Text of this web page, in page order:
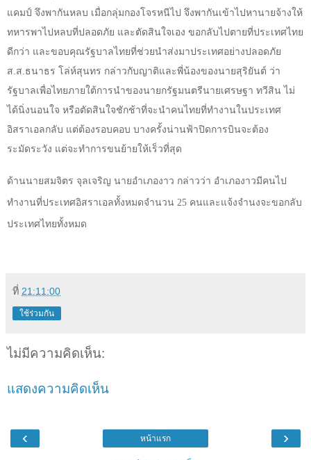
แคมป์ จึงพากันหลบ เมื่อกลุ่มกองโจรหนีไป จึงพากันเข้าไปหานายจ้างให้
ทหารพาไปหลบที่ปลอดภัย และตัดสินใจเอง ขอกลับไปตายที่ประเทศไทย
ดีกว่า และขอบคุณรัฐบาลไทยที่ช่วยนำส่งมาประเทศอย่างปลอดภัย
ส.ส.ธนาธร โล่ห์สุนทร กล่าวกับญาติและพี่น้องของนายสุริยันต์ ว่า
รัฐบาลเพื่อไทยภายใต้การนำของนายกรัฐมนตรีนายเศรษฐา ทวีสิน ไม่
ได้นิ่งนอนใจ หรือตัดสินใจชักช้าที่จะนำคนไทยที่ทำงานในประเทศ
อิสราเอลกลับ แต่ต้องรอบคอบ บางครั้งน่านฟ้าปิดการบินจะต้อง
ระมัดระวัง แต่จะทำการขนย้ายให้เร็วที่สุด
ด้านนายสมจิตร จุลเจริญ นายอำเภองาว กล่าวว่า อำเภองาวมีคนไป
ทำงานที่ประเทศอิสราเอลทั้งหมดจำนวน 25 คนและแจ้งจำนงจะขอกลับ
ประเทศไทยทั้งหมด
ที่ 21:11:00
ใช้ร่วมกัน
ไม่มีความคิดเห็น:
แสดงความคิดเห็น
‹ ›
หน้าแรก